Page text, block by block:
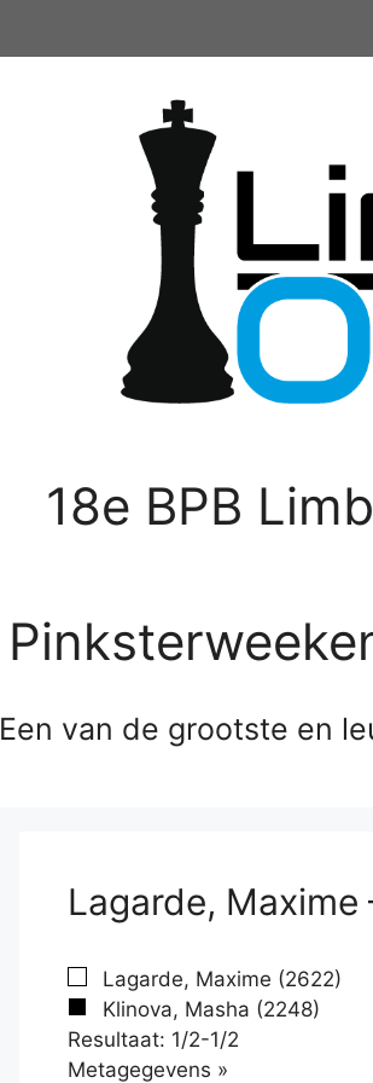
18e BPB
Een van de grootste en
Lagarde, Maxime
Lagarde, Maxime (2622)
Klinova, Masha (2248)
Resultaat: 1/2-1/2
Metagegevens »